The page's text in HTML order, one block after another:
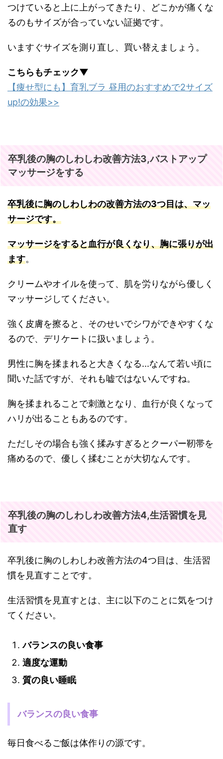
つけていると上に上がってきたり、どこかが痛くな
るのもサイズが合っていない証拠です。
いますぐサイズを測り直し、買い替えましょう。
こちらもチェック▼
【痩せ型にも】育乳ブラ 昼用のおすすめで2サイズ
up!の効果>>
卒乳後の胸のしわしわ改善方法3,バストアップ
マッサージをする
卒乳後に胸のしわしわの改善方法の3つ目は、マッ
サージです。
マッサージをすると血行が良くなり、胸に張りが出
ます。
クリームやオイルを使って、肌を労りながら優しく
マッサージしてください。
強く皮膚を擦ると、そのせいでシワができやすくな
るので、デリケートに扱いましょう。
男性に胸を揉まれると大きくなる...なんて若い頃に
聞いた話ですが、それも嘘ではないんですね。
胸を揉まれることで刺激となり、血行が良くなって
ハリが出ることもあるのです。
ただしその場合も強く揉みすぎるとクーパー靭帯を
痛めるので、優しく揉むことが大切なんです。
卒乳後の胸のしわしわ改善方法4,生活習慣を見
直す
卒乳後に胸のしわしわ改善方法の4つ目は、生活習
慣を見直すことです。
生活習慣を見直すとは、主に以下のことに気をつけ
てください。
バランスの良い食事
適度な運動
質の良い睡眠
バランスの良い食事
毎日食べるご飯は体作りの源です。